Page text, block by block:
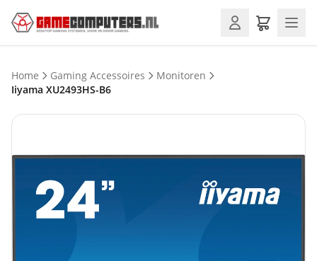
Home Gaming Accessoires
Monitoren
Iiyama XU2493HS-B6